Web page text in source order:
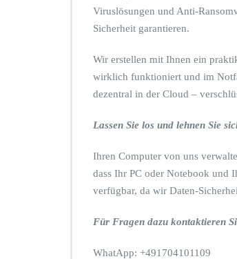
Viruslösungen und Anti-
Sicherheit garantieren.
Wir erstellen mit Ihnen ein
wirklich funktioniert und im
dezentral in der Cloud –
Lassen Sie los und lehnen Sie
Ihren Computer von uns
dass Ihr PC oder Notebook und
verfügbar, da wir Daten-
Für Fragen dazu kontaktieren
WhatApp: +491704101109